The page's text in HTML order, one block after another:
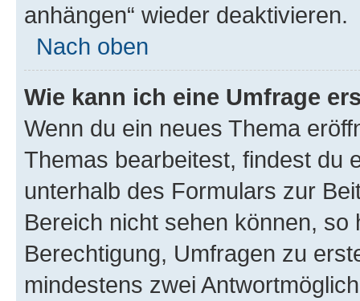
anhängen“ wieder deaktivieren.
Nach oben
Wie kann ich eine Umfrage
Wenn du ein neues Thema
Themas bearbeitest, findest du
unterhalb des Formulars zur
Bereich nicht sehen können,
Berechtigung, Umfragen zu
mindestens zwei